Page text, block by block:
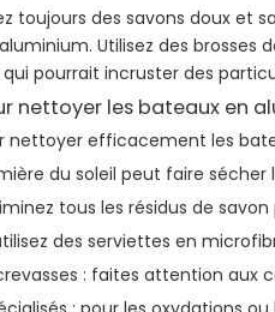
toujours des savons doux
Utilisez des brosses
pourrait incruster des
nettoyer les bateaux en
nettoyer efficacement les
du soleil peut faire
tous les résidus de
des serviettes en
: faites attention aux